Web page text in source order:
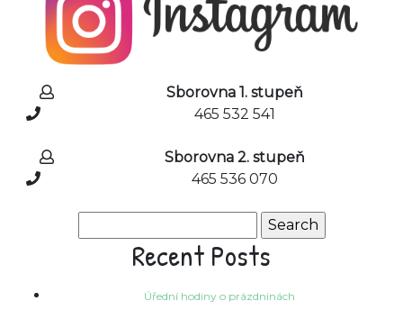
Sborovna 1. stupeň
465 532 541
Sborovna 2. stupeň
465 536 070
for:
Recent Posts
Úřední hodiny o prázdninách